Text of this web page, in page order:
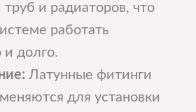
и радиаторов, что
работать
и долго.
Латунные фитинги
для установки